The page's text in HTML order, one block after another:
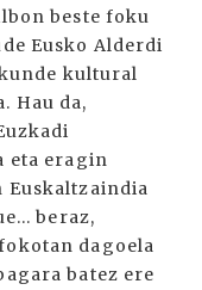
beste foku
Eusko Alderdi
kultural
Hau da,
eta eragin
Euskaltzaindia
beraz,
dagoela
batez ere